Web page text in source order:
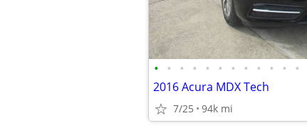
• • • • • • • • • • • •
2016 Acura MDX Tech
7/25 94k mi